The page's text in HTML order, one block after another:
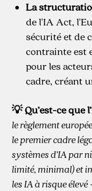
La
de l'IA Act,
sécurité et de
contrainte est
pour les
cadre, créant
💡 Qu’est-ce que
le règlement
le premier cadre
systèmes d’IA par
limité, minimal) et
les IA à risque